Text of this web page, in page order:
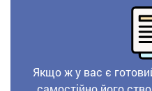
Якщо ж у вас є